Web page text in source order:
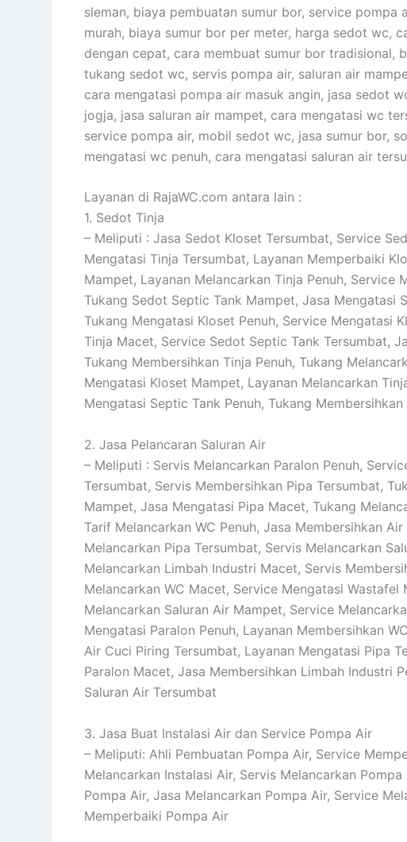
sleman, biaya pembuatan sumur bor, service
murah, biaya sumur bor per meter, harga sedot wc,
dengan cepat, cara membuat sumur bor tradisional,
tukang sedot wc, servis pompa air, saluran air
cara mengatasi pompa air masuk angin, jasa sedot
jogja, jasa saluran air mampet, cara mengatasi wc
service pompa air, mobil sedot wc, jasa sumur bor,
mengatasi wc penuh, cara mengatasi saluran air
Layanan di RajaWC.com antara lain :
1. Sedot Tinja
– Meliputi : Jasa Sedot Kloset Tersumbat, Service
Mengatasi Tinja Tersumbat, Layanan Memperbaiki
Mampet, Layanan Melancarkan Tinja Penuh, Service
Tukang Sedot Septic Tank Mampet, Jasa Mengatasi
Tukang Mengatasi Kloset Penuh, Service Mengatasi
Tinja Macet, Service Sedot Septic Tank Tersumbat,
Tukang Membersihkan Tinja Penuh, Tukang
Mengatasi Kloset Mampet, Layanan Melancarkan
Mengatasi Septic Tank Penuh, Tukang
2. Jasa Pelancaran Saluran Air
– Meliputi : Servis Melancarkan Paralon Penuh,
Tersumbat, Servis Membersihkan Pipa Tersumbat,
Mampet, Jasa Mengatasi Pipa Macet, Tukang
Tarif Melancarkan WC Penuh, Jasa Membersihkan
Melancarkan Pipa Tersumbat, Servis Melancarkan
Melancarkan Limbah Industri Macet, Servis
Melancarkan WC Macet, Service Mengatasi Wastafel
Melancarkan Saluran Air Mampet, Service
Mengatasi Paralon Penuh, Layanan Membersihkan
Air Cuci Piring Tersumbat, Layanan Mengatasi Pipa
Paralon Macet, Jasa Membersihkan Limbah Industri
Saluran Air Tersumbat
3. Jasa Buat Instalasi Air dan Service Pompa Air
– Meliputi: Ahli Pembuatan Pompa Air, Service
Melancarkan Instalasi Air, Servis Melancarkan
Pompa Air, Jasa Melancarkan Pompa Air, Service
Memperbaiki Pompa Air